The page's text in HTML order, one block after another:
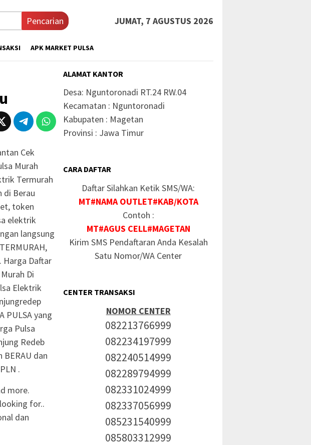
Pencarian JUMAT, 7 AGUSTUS 2026
APK MARKET PULSA
Cek
Murah
Termurah
di Berau
token
elektrik
langsung
Daftar
Di
Elektrik
PULSA yang
Pulsa
Redeb
BERAU dan
.
more.
for..
dan
ALAMAT KANTOR
Desa: Nguntoronadi RT.24 RW.04
Kecamatan : Nguntoronadi
Kabupaten : Magetan
Provinsi : Jawa Timur
CARA DAFTAR
Daftar Silahkan Ketik SMS/WA:
MT#NAMA OUTLET#KAB/KOTA
Contoh :
MT#AGUS CELL#MAGETAN
Kirim SMS Pendaftaran Anda Kesalah
Satu Nomor/WA Center
CENTER TRANSAKSI
NOMOR CENTER
082213766999
082234197999
082240514999
082289794999
082331024999
082337056999
085231540999
085803312999